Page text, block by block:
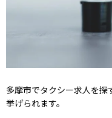
多摩市でタクシー求人を
挙げられます。